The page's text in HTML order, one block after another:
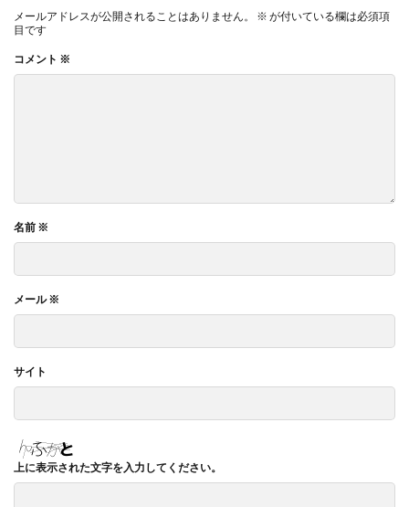
メールアドレスが公開されることはありません。 ※ が付いている欄は必須項
目です
コメント ※
名前 ※
メール※
サイト
上に表示された文字を入力してください。